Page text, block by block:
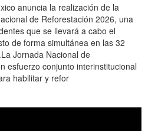
anuncia la realización de la
de Reforestación 2026, una
que se llevará a cabo el
de forma simultánea en las 32
Jornada Nacional de
esfuerzo conjunto interinstitucional
habilitar y refor